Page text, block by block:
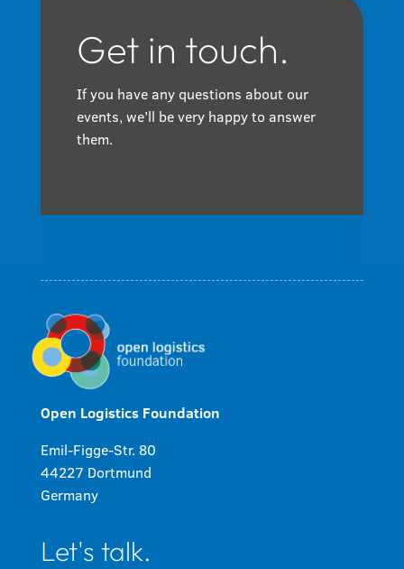
Get in touch.
If you have any questions about our
events, we’ll be very happy to answer
them.
Open Logistics Foundation
Emil-Figge-Str. 80
44227 Dortmund
Germany
Let's talk.